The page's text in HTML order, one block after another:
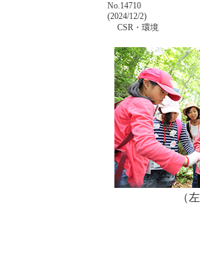
掲載番号
No.14710
掲載日
(2024/12/2)
カテゴリー
CSR・環境
（